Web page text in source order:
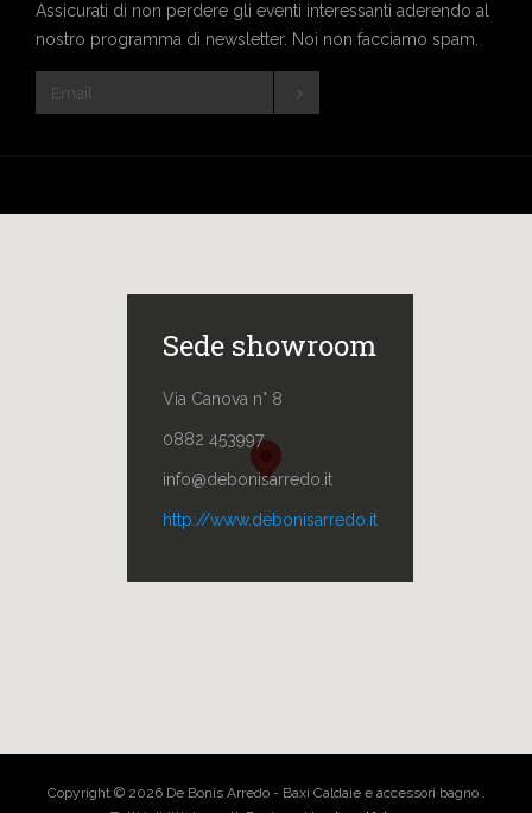
Assicurati di non perdere gli eventi interessanti aderendo al
nostro programma di newsletter. Noi non facciamo spam.
Sede showroom
Via Canova n° 8
0882 453997
info@debonisarredo.it
http://www.debonisarredo.it
Copyright © 2026 De Bonis Arredo - Baxi Caldaie e accessori bagno .